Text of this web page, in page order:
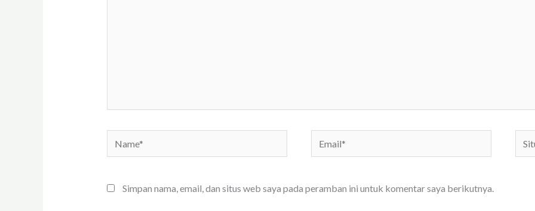
Web
Simpan nama, email, dan situs web saya pada peramban ini untuk komentar saya berikutnya.